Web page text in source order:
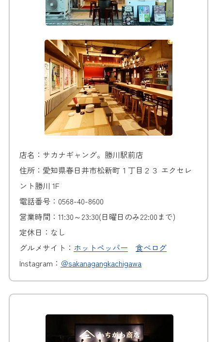
店名： サカナギャング。勝川駅前店
住所：愛知県春日井市松新町１丁目２３ エクセレ
ント勝川 1F
電話番号：0568-40-8600
営業時間：11:30～23:30(日曜日のみ22:00まで)
定休日：なし
グルメサイト： ホットペッパー
食べログ
Instagram： ＠sakanagangkachigawa